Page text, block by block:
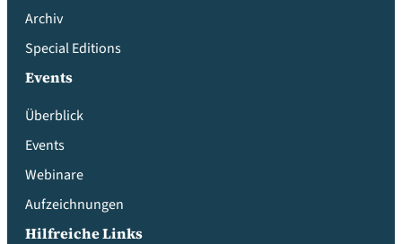
Archiv
Special Editions
Events
Überblick
Events
Webinare
Aufzeichnungen
Hilfreiche Links